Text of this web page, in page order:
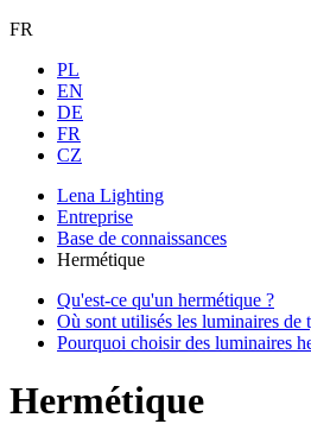
FR
PL
EN
DE
FR
CZ
Lena Lighting
Entreprise
Base de connaissances
Hermétique
Qu'est-ce qu'un hermétique ?
Où sont utilisés les luminaires de
Pourquoi choisir des luminaires
Hermétique